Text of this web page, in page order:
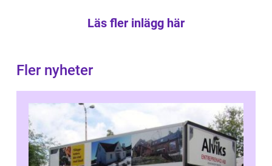
Läs fler inlägg här
Fler nyheter